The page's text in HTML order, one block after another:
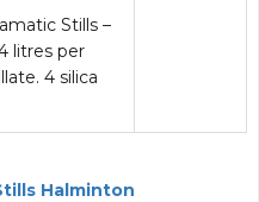
Stills –
litres per
4 silica
Halminton